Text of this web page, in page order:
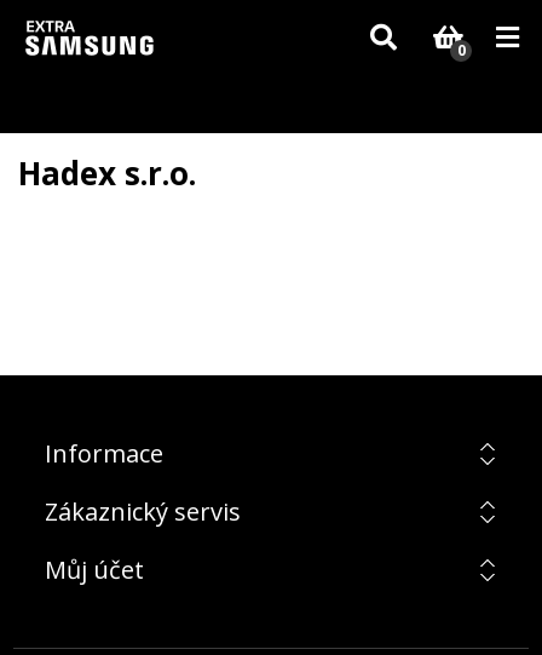
Vzhledem k aktuální situaci se může dodání dílů, které nejsou skladem,
zpozdit. Děkujeme za pochopení.
0
Hadex s.r.o.
Informace
Zákaznický servis
Můj účet